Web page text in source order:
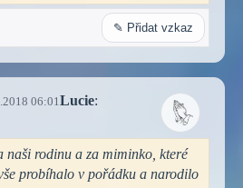
✎ Přidat vzkaz
06:01 Lucie:
naši rodinu a za miminko, které
probíhalo v pořádku a narodilo